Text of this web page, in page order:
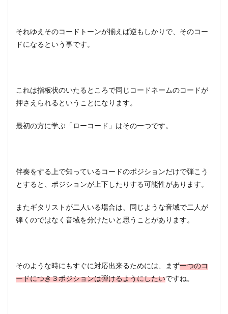
それゆえそのコードトーンが揃えば逆もしかりで、そのコー
ドになるという事です。
これは指板状のいたるところで同じコードネームのコードが
押さえられるということになります。
最初の方に学ぶ「ローコード」はその一つです。
伴奏をする上で知っているコードのポジションだけで弾こう
とすると、ポジションが上下したりする可能性があります。
またギタリストが二人いる場合は、同じような音域で二人が
弾くのではなく音域を分けたいと思うことがあります。
そのような時にもすぐに対応出来るためには、まず一つのコ
ードにつき３ポジションは弾けるようにしたいですね。